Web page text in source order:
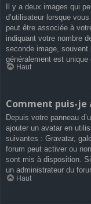
Il y a deux images qui
d’utilisateur lorsque
peut être associée à
indiquant votre nombre
seconde image, souvent
généralement est unique
Haut
Comment puis-je
Depuis votre panneau
ajouter un avatar en
suivantes : Gravatar,
forum peut activer ou
sont mis à disposition.
un administrateur du
Haut